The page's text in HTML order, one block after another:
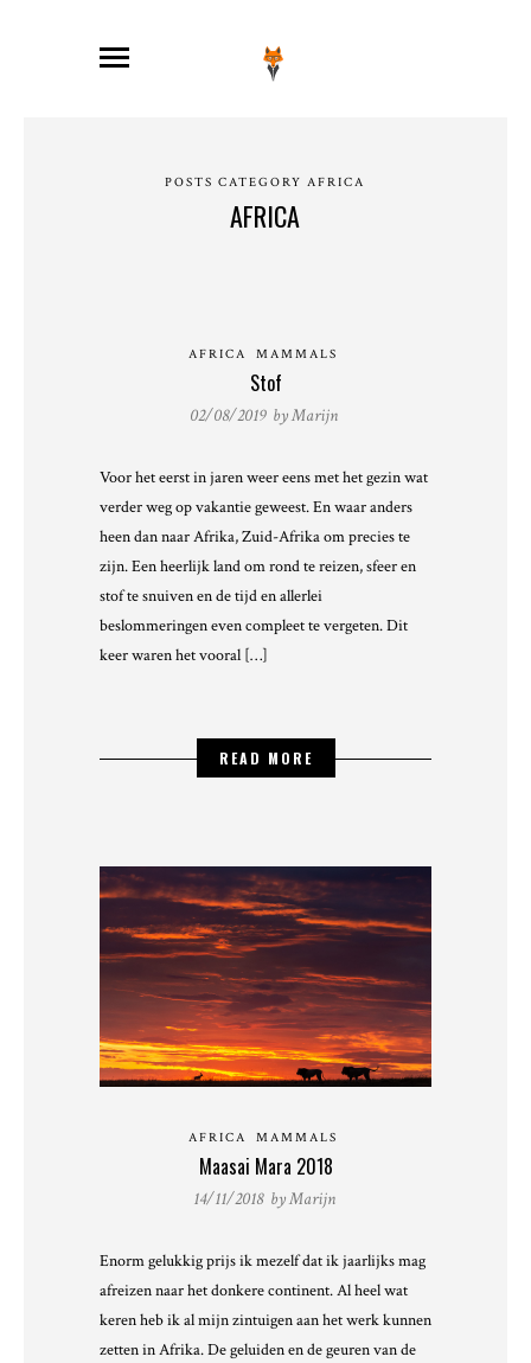
POSTS CATEGORY AFRICA
AFRICA
AFRICA MAMMALS
Stof
02/08/2019 byMarijn
Voor het eerst in jaren weer eens met het gezin wat
verder weg op vakantie geweest. En waar anders
heen dan naar Afrika, Zuid-Afrika om precies te
zijn. Een heerlijk land om rond te reizen, sfeer en
stof te snuiven en de tijd en allerlei
beslommeringen even compleet te vergeten. Dit
keer waren het vooral […]
READ MORE
AFRICA MAMMALS
Maasai Mara 2018
14/11/2018 byMarijn
Enorm gelukkig prijs ik mezelf dat ik jaarlijks mag
afreizen naar het donkere continent. Al heel wat
keren heb ik al mijn zintuigen aan het werk kunnen
zetten in Afrika. De geluiden en de geuren van de